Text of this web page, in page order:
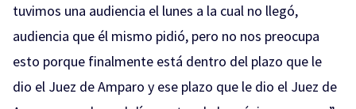
tuvimos una audiencia el lunes a la cual no llegó,
audiencia que él mismo pidió, pero no nos preocupa
esto porque finalmente está dentro del plazo que le
dio el Juez de Amparo y ese plazo que le dio el Juez de